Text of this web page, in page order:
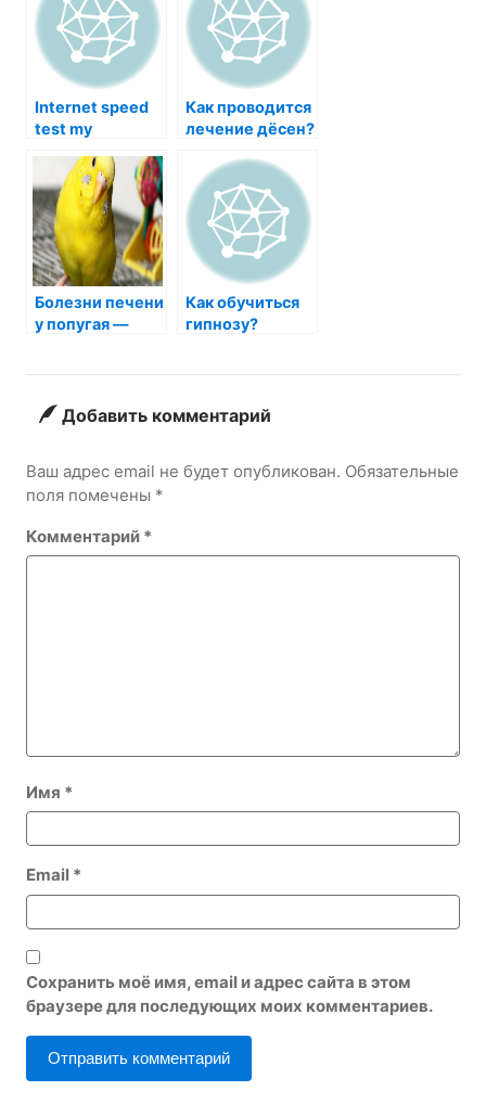
Internet speed
test my
Как проводится
лечение дёсен?
Болезни печени
у попугая —
органом?
Как обучиться
гипнозу?
Добавить комментарий
Ваш адрес email не будет опубликован. Обязательные
поля помечены *
Комментарий *
Имя *
Email *
Сохранить моё имя, email и адрес сайта в этом
браузере для последующих моих комментариев.